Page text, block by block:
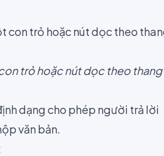
trỏ hoặc nút dọc theo
dạng cho phép người trả lời
văn bản.